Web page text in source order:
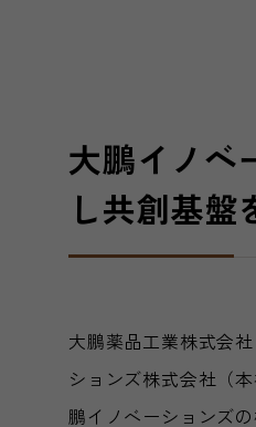
大鵬イノベ
し共創基盤
大鵬薬品工業株式会
ションズ株式会社（
鵬イノベーションズ